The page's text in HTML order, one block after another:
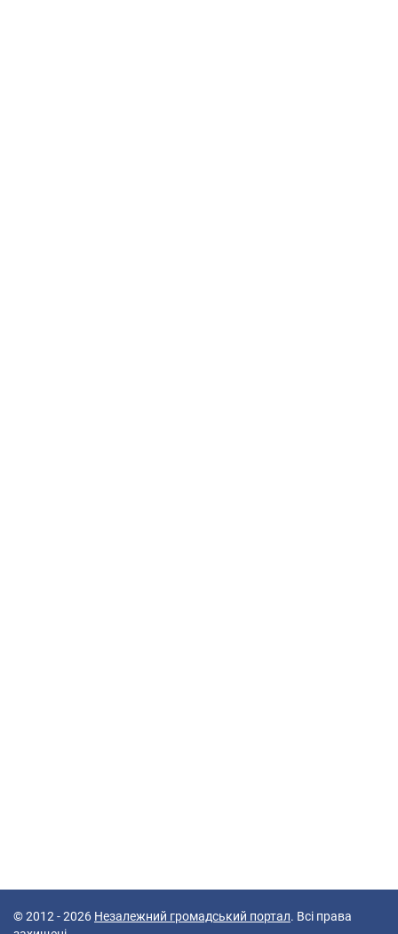
© 2012 - 2026 Незалежний громадський портал. Всі права